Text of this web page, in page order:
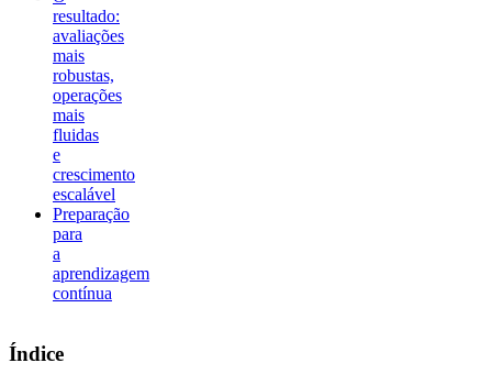
resultado:
avaliações
mais
robustas,
operações
mais
fluidas
e
crescimento
escalável
Preparação
para
a
aprendizagem
contínua
Índice